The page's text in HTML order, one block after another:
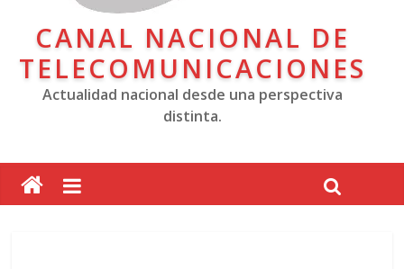
CANAL NACIONAL DE
TELECOMUNICACIONES
Actualidad nacional desde una perspectiva
distinta.